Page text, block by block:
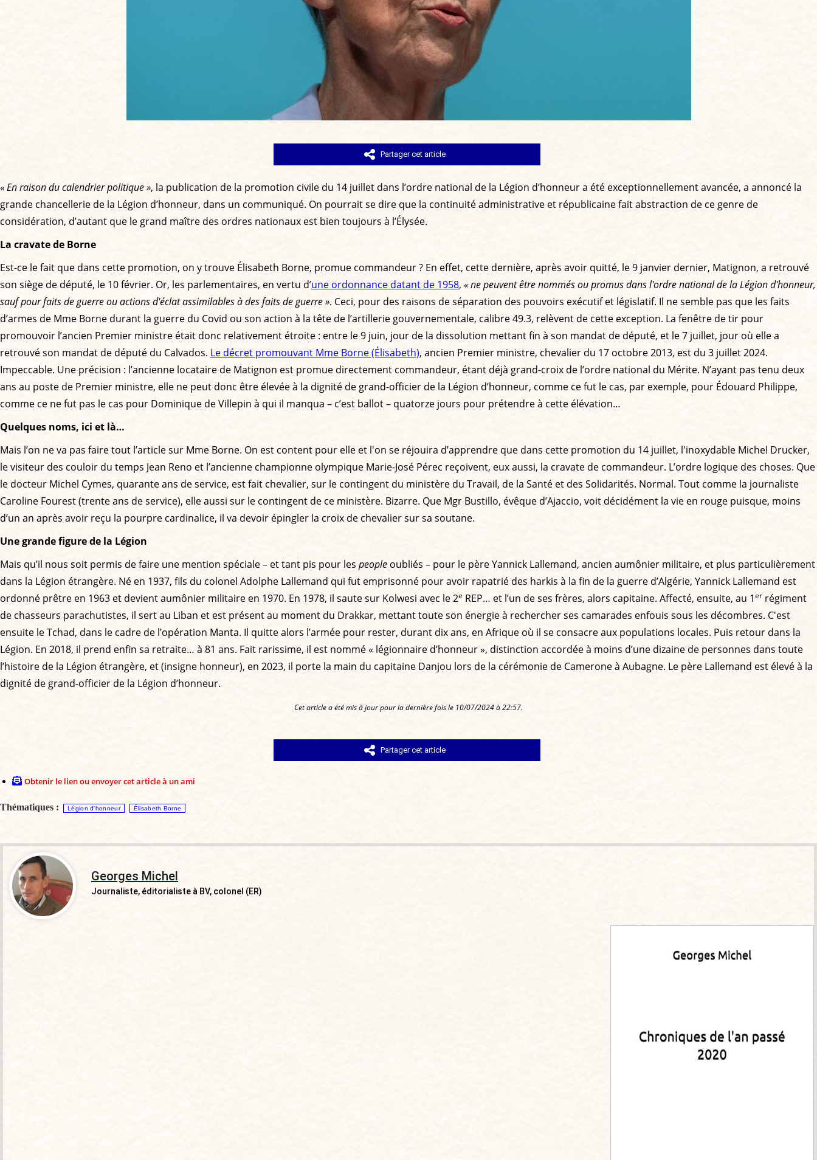
Partager cet article
« En raison du calendrier politique », la publication de la promotion civile du 14 juillet dans l’ordre national de la Légion d’honneur a été exceptionnellement avancée, a annoncé la
grande chancellerie de la Légion d’honneur, dans un communiqué. On pourrait se dire que la continuité administrative et républicaine fait abstraction de ce genre de
considération, d’autant que le grand maître des ordres nationaux est bien toujours à l’Élysée.
La cravate de Borne
Est-ce le fait que dans cette promotion, on y trouve Élisabeth Borne, promue commandeur ? En effet, cette dernière, après avoir quitté, le 9 janvier dernier, Matignon, a retrouvé
son siège de député, le 10 février. Or, les parlementaires, en vertu d’une ordonnance datant de 1958, « ne peuvent être nommés ou promus dans l'ordre national de la Légion d'honneur,
sauf pour faits de guerre ou actions d'éclat assimilables à des faits de guerre ». Ceci, pour des raisons de séparation des pouvoirs exécutif et législatif. Il ne semble pas que les faits
d’armes de Mme Borne durant la guerre du Covid ou son action à la tête de l’artillerie gouvernementale, calibre 49.3, relèvent de cette exception. La fenêtre de tir pour
promouvoir l’ancien Premier ministre était donc relativement étroite : entre le 9 juin, jour de la dissolution mettant fin à son mandat de député, et le 7 juillet, jour où elle a
retrouvé son mandat de député du Calvados. Le décret promouvant Mme Borne (Élisabeth), ancien Premier ministre, chevalier du 17 octobre 2013, est du 3 juillet 2024.
Impeccable. Une précision : l’ancienne locataire de Matignon est promue directement commandeur, étant déjà grand-croix de l’ordre national du Mérite. N’ayant pas tenu deux
ans au poste de Premier ministre, elle ne peut donc être élevée à la dignité de grand-officier de la Légion d’honneur, comme ce fut le cas, par exemple, pour Édouard Philippe,
comme ce ne fut pas le cas pour Dominique de Villepin à qui il manqua – c’est ballot – quatorze jours pour prétendre à cette élévation…
Quelques noms, ici et là…
Mais l’on ne va pas faire tout l’article sur Mme Borne. On est content pour elle et l'on se réjouira d’apprendre que dans cette promotion du 14 juillet, l'inoxydable Michel Drucker,
le visiteur des couloir du temps Jean Reno et l’ancienne championne olympique Marie-José Pérec reçoivent, eux aussi, la cravate de commandeur. L’ordre logique des choses. Que
le docteur Michel Cymes, quarante ans de service, est fait chevalier, sur le contingent du ministère du Travail, de la Santé et des Solidarités. Normal. Tout comme la journaliste
Caroline Fourest (trente ans de service), elle aussi sur le contingent de ce ministère. Bizarre. Que Mgr Bustillo, évêque d’Ajaccio, voit décidément la vie en rouge puisque, moins
d’un an après avoir reçu la pourpre cardinalice, il va devoir épingler la croix de chevalier sur sa soutane.
Une grande figure de la Légion
Mais qu’il nous soit permis de faire une mention spéciale – et tant pis pour les people oubliés – pour le père Yannick Lallemand, ancien aumônier militaire, et plus particulièrement
dans la Légion étrangère. Né en 1937, fils du colonel Adolphe Lallemand qui fut emprisonné pour avoir rapatrié des harkis à la fin de la guerre d’Algérie, Yannick Lallemand est
ordonné prêtre en 1963 et devient aumônier militaire en 1970. En 1978, il saute sur Kolwesi avec le 2e REP… et l’un de ses frères, alors capitaine. Affecté, ensuite, au 1er régiment
de chasseurs parachutistes, il sert au Liban et est présent au moment du Drakkar, mettant toute son énergie à rechercher ses camarades enfouis sous les décombres. C'est
ensuite le Tchad, dans le cadre de l’opération Manta. Il quitte alors l’armée pour rester, durant dix ans, en Afrique où il se consacre aux populations locales. Puis retour dans la
Légion. En 2018, il prend enfin sa retraite… à 81 ans. Fait rarissime, il est nommé « légionnaire d’honneur », distinction accordée à moins d’une dizaine de personnes dans toute
l’histoire de la Légion étrangère, et (insigne honneur), en 2023, il porte la main du capitaine Danjou lors de la cérémonie de Camerone à Aubagne. Le père Lallemand est élevé à la
dignité de grand-officier de la Légion d’honneur.
Cet article a été mis à jour pour la dernière fois le 10/07/2024 à 22:57.
Partager cet article
Obtenir le lien ou envoyer cet article à un ami
Thématiques : Légion d'honneur Élisabeth Borne
Georges Michel
Journaliste, éditorialiste à BV, colonel (ER)